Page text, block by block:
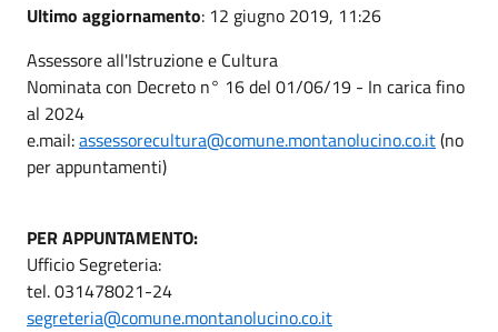
Ultimo aggiornamento: 12 giugno 2019, 11:26
Assessore all'Istruzione e Cultura
Nominata con Decreto n° 16 del 01/06/19 - In carica fino
al 2024
e.mail:assessorecultura@comune.montanolucino.co.it(no
per appuntamenti)
PER APPUNTAMENTO:
Ufficio Segreteria:
tel. 031478021-24
segreteria@comune.montanolucino.co.it